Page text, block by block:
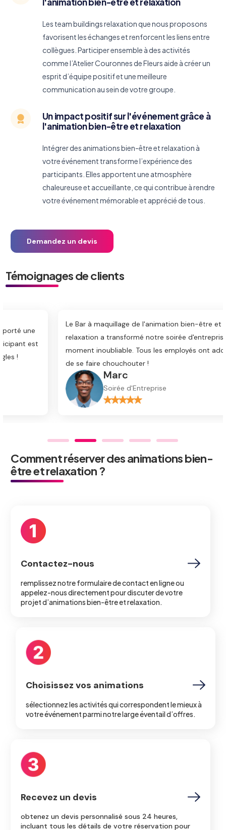
Les team buildings relaxation que nous proposons
favorisent les échanges et renforcent les liens entre
collègues. Participer ensemble à des activités
comme l’Atelier Couronnes de Fleurs aide à créer un
esprit d’équipe positif et une meilleure
communication au sein de votre groupe.
Un impact positif sur l'événement grâce à
l'animation bien-être et relaxation
Intégrer des animations bien-être et relaxation à
votre événement transforme l’expérience des
participants. Elles apportent une atmosphère
chaleureuse et accueillante, ce qui contribue à rendre
votre événement mémorable et apprécié de tous.
Demandez un devis
Témoignages de clients
Marc
Soirée d'Entreprise
Le Bar à maquillage de l'animation bien-être et
relaxation a transformé notre soirée d'entreprise en un
moment inoubliable. Tous les employés ont adoré le fait
de se faire chouchouter !
Comment réserver des animations bien-
être et relaxation ?
Contactez-nous
remplissez notre formulaire de contact en ligne ou
appelez-nous directement pour discuter de votre
projet d’animations bien-être et relaxation.
Choisissez vos animations
sélectionnez les activités qui correspondent le mieux à
votre événement parmi notre large éventail d’offres.
Recevez un devis
obtenez un devis personnalisé sous 24 heures,
incluant tous les détails de votre réservation pour